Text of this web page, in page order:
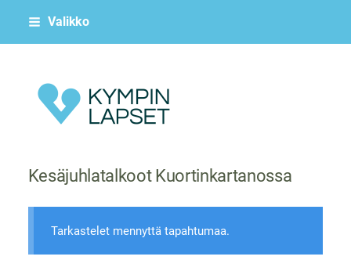
Siirry
Valikko
Kympin Lapset ry
Kesäjuhlatalkoot Kuortinkartanossa
Tarkastelet mennyttä tapahtumaa.